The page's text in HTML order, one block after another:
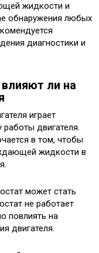
жидкости и
обнаружения любых
диагностики и
ли на
играет
работы двигателя.
в том, чтобы
жидкости в
может стать
не работает
повлиять на
двигателя.